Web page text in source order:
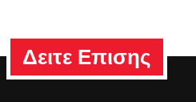
Δειτε Επισης